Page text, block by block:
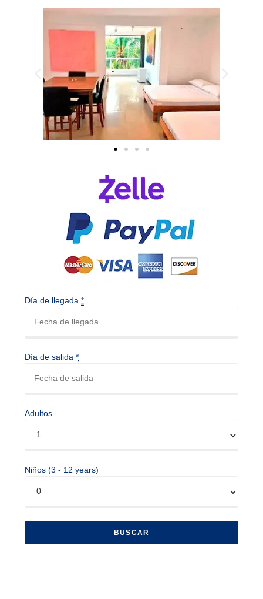
Día de llegada*
Día de salida*
Adultos
Niños (3 - 12 years)